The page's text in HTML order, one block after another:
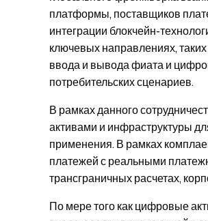
платформы, поставщиков
интеграции блокчейн-
ключевых направлениях,
ввода и вывода фиата и
потребительских сценариев.
В рамках данного
активами и инфраструктуры
применения. В рамках
платежей с реальными
трансграничных расчетах,
По мере того как цифровые